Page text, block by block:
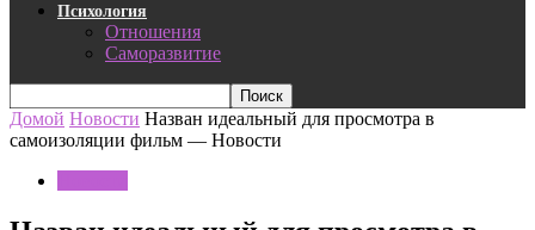
Психология
Отношения
Саморазвитие
Домой Новости Назван идеальный для просмотра в
самоизоляции фильм — Новости